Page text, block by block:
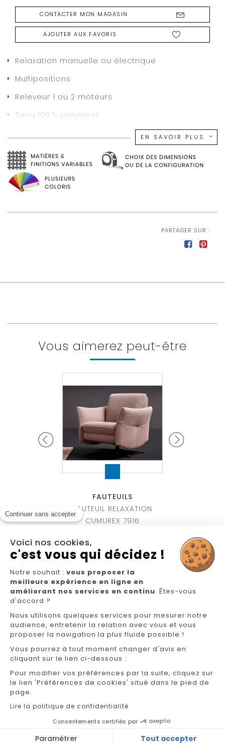
CONTACTER MON MAGASIN
AJOUTER AUX FAVORIS
Relaxation manuelle ou électrique
Multipositions
Releveur 1 ou 2 moteurs
Tissu 100 % polyester
Assise en mousse polyuréthane HR densité
37kg/m3 et mousse à mémoire de forme
Dossier plate forme rigide et fibres creuses
Structure interne en hêtre massif et panneaux
EN SAVOIR PLUS
PARTAGER SUR :
Vous aimerez peut-être
FAUTEUILS
FAUTEUIL RELAXATION
CUMUREX 7916
Nous suivre
NOS MAGASINS
FAQ/CONTACT
mentions légales
Continuer sans accepter
Voici nos cookies,
c'est vous qui décidez !
Notre souhait : vous proposer la
meilleure expérience en ligne en
améliorant nos services en continu. Êtes-vous
d'accord ?
Nous utilisons quelques services pour mesurer notre
audience, entretenir la relation avec vous et vous
proposer la navigation la plus fluide possible !
Vous pourrez à tout moment changer d'avis en
cliquant sur le lien ci-dessous :
Pour modifier vos préférences par la suite, cliquez sur
le lien 'Préférences de cookies' situé dans le pied de
page.
Lire la politique de confidentialité
Consentements certifiés par
Paramétrer Tout accepter